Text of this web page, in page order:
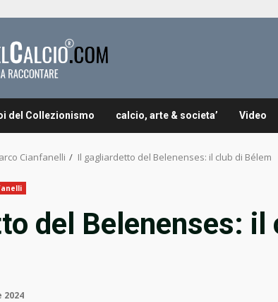
del Collezionismo calcio, arte & societa’ Video
Cianfanelli Il gagliardetto del Belenenses: il club di Bélem
del Belenenses: il
2024